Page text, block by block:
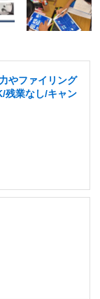
やファイリング
残業なし/キャン